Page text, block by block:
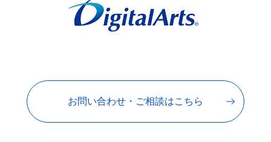
お問い合わせ・ご相談はこちら